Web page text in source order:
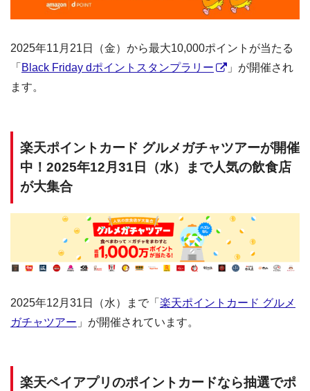
2025年11月21日（金）から最大10,000ポイントが当たる
「 Black Friday dポイントスタンプラリー
」が開催され
ます。
楽天ポイントカード グルメガチャツアーが開催
中！2025年12月31日（水）まで人気の飲食店
が大集合
2025年12月31日（水）まで「 楽天ポイントカード グルメ
ガチャツアー 」が開催されています。
楽天ペイアプリのポイントカードなら抽選でポ